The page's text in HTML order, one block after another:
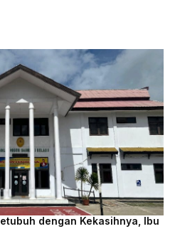
dengan Kekasihnya, Ibu